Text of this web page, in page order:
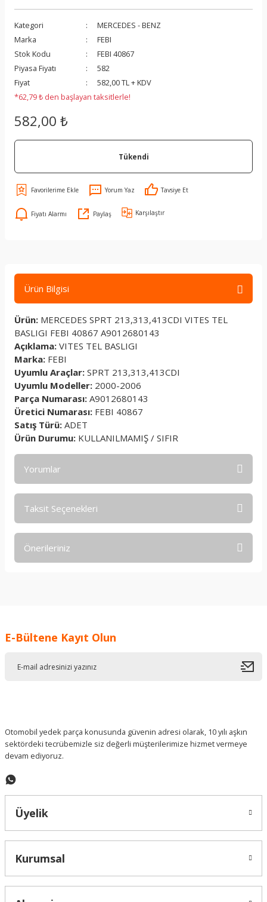
Kategori
MERCEDES - BENZ
Marka
FEBI
Stok Kodu
FEBI 40867
Piyasa Fiyatı
582
Fiyat
582,00 TL + KDV
*62,79 ₺ den başlayan taksitlerle!
582,00 ₺
Tükendi
Yorum Yaz Tavsiye Et
Fiyatı Alarmı Paylaş Karşılaştır
Ürün Bilgisi
Ürün: MERCEDES SPRT 213,313,413CDI VITES TEL
BASLIGI FEBI 40867 A9012680143
Açıklama: VITES TEL BASLIGI
Marka: FEBI
Uyumlu Araçlar: SPRT 213,313,413CDI
Uyumlu Modeller: 2000-2006
Parça Numarası: A9012680143
Üretici Numarası: FEBI 40867
Satış Türü: ADET
Ürün Durumu: KULLANILMAMIŞ / SIFIR
Yorumlar
Taksit Seçenekleri
Önerileriniz
Ürün resmi kalitesiz, bozuk veya görüntülenemiyor.
E-Bültene Kayıt Olun
Otomobil yedek parça konusunda güvenin adresi olarak, 10 yılı aşkın
sektördeki tecrübemizle siz değerli müşterilerimize hizmet vermeye
devam ediyoruz.
Üyelik
Kurumsal